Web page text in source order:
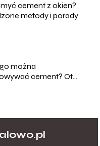
cement z okien?
metody i porady
można
cement? Oto